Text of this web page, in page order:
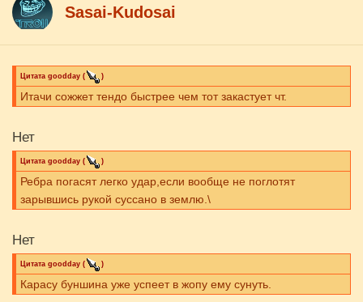
Sasai-Kudosai
Цитата goodday ( )
Итачи сожжет тендо быстрее чем тот закастует чт.
Нет
Цитата goodday ( )
Ребра погасят легко удар,если вообще не поглотят
зарывшись рукой суссано в землю.\
Нет
Цитата goodday ( )
Карасу буншина уже успеет в жопу ему сунуть.